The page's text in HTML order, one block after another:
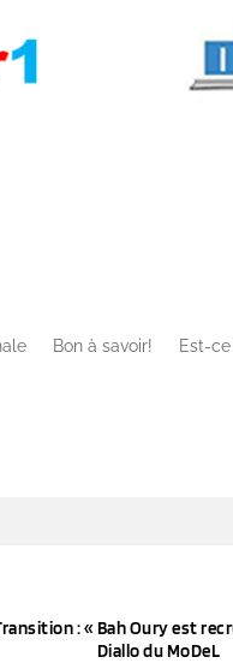
Bon à savoir! Est-
: « Bah Oury est
Diallo du MoDeL